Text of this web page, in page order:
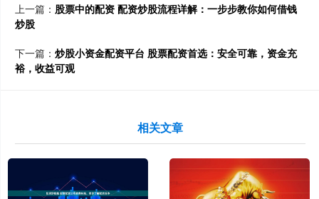
上一篇： 股票中的配资 配资炒股流程详解：一步步教你如何借钱
炒股
下一篇： 炒股小资金配资平台 股票配资首选：安全可靠，资金充
裕，收益可观
相关文章